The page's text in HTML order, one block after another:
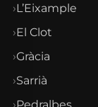
L’Eixample
El Clot
Gràcia
Sarrià